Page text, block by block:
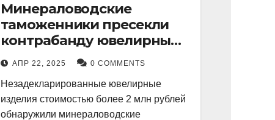
Минераловодские
таможенники пресекли
контрабанду ювелирных
изделий на 2 млн рублей
АПР 22, 2025 0 COMMENTS
Незадекларированные ювелирные
изделия стоимостью более 2 млн рублей
обнаружили минераловодские